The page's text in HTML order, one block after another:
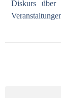
Diskurs über